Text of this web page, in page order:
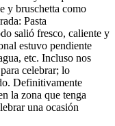
y bruschetta como
Pasta
salió fresco, caliente y
estuvo pendiente
etc. Incluso nos
celebrar; lo
Definitivamente
la zona que tenga
una ocasión